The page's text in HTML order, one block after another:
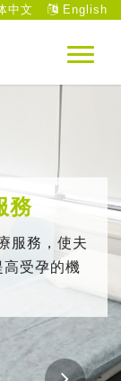
中文 English
務
服務，使夫
受孕的機